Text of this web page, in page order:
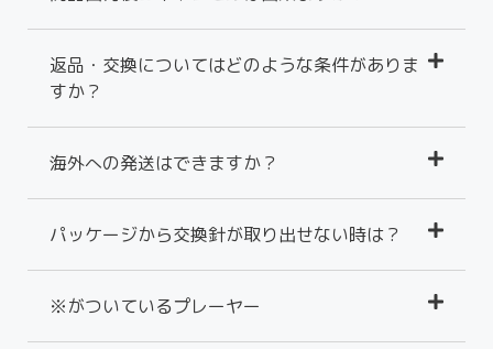
返品・交換についてはどのような条件がありま
すか？
海外への発送はできますか？
パッケージから交換針が取り出せない時は？
※がついているプレーヤー